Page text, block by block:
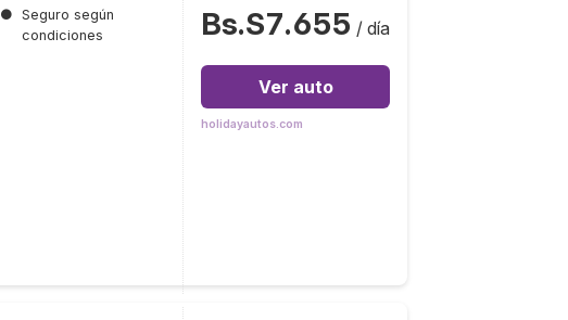
● Seguro según
condiciones
Bs.S7.655 / día
Ver auto
holidayautos.com